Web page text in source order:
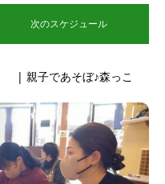
次のスケジュール
| 親子であそぼ♪森っこ